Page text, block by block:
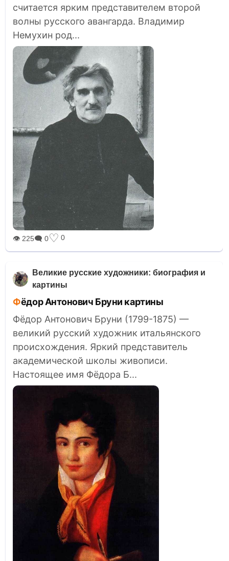
считается ярким представителем второй
волны русского авангарда. Владимир
Немухин род...
👁 225🗨 0♡ 0
Великие русские художники: биография и
картины
Фёдор Антонович Бруни картины
Фёдор Антонович Бруни (1799-1875) —
великий русский художник итальянского
происхождения. Яркий представитель
академической школы живописи.
Настоящее имя Фёдора Б...